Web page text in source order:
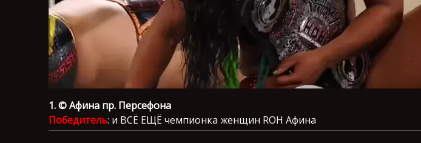
1. © Афина пр. Персефона
Победитель: и ВСЁ ЕЩЁ чемпионка женщин ROH Афина